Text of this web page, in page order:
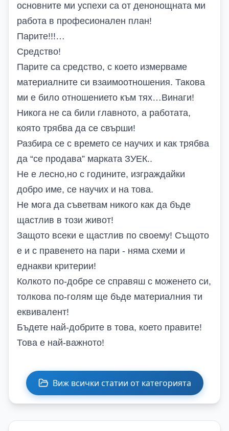
основните ми успехи са от денонощната ми
работа в професионален план!
Парите!!!…
Средство!
Парите са средство, с което измерваме
материалните си взаимоотношения. Такова
ми е било отношението към тях…Винаги!
Никога не са били главното, а работата,
която трябва да се свърши!
Разбира се с времето се научих и как трябва
да “се продава” марката ЗУЕК..
Не е лесно,но с годините, изграждайки
добро име, се научих и на това.
Не мога да съветвам никого как да бъде
щастлив в този живот!
Защото всеки е щастлив по своему! Същото
е и с правенето на пари - няма схеми и
еднакви критерии!
Колкото по-добре се справяш с моженето си,
толкова по-голям ще бъде материалния ти
еквивалент!
Бъдете най-добрите в това, което правите!
Това е най-важното!
Виж всички статии от категорията